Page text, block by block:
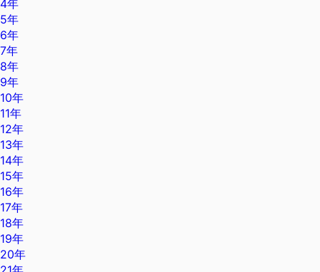
4年
5年
6年
7年
8年
9年
10年
11年
12年
13年
14年
15年
16年
17年
18年
19年
20年